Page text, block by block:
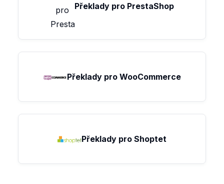
Překlady pro PrestaShop
Překlady pro WooCommerce
Překlady pro Shoptet